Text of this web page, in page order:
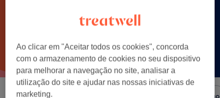
Ordenar por Classificação
Ao clicar em "Aceitar todos os cookies", concorda
com o armazenamento de cookies no seu dispositivo
para melhorar a navegação no site, analisar a
utilização do site e ajudar nas nossas iniciativas de
marketing.